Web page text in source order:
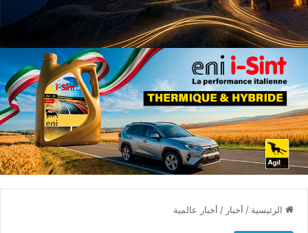
الرئيسية / أخبار / أخبار عالمية